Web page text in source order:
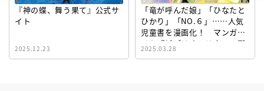
『神の蝶、舞う果て』公式サ
イト
2025.12.23
「竜が呼んだ娘」「ひなたと
ひかり」「NO.６」……人気
児童書を漫画化！ マンガサ
イト『ビブリオシリウス』誕
生！
2025.03.28